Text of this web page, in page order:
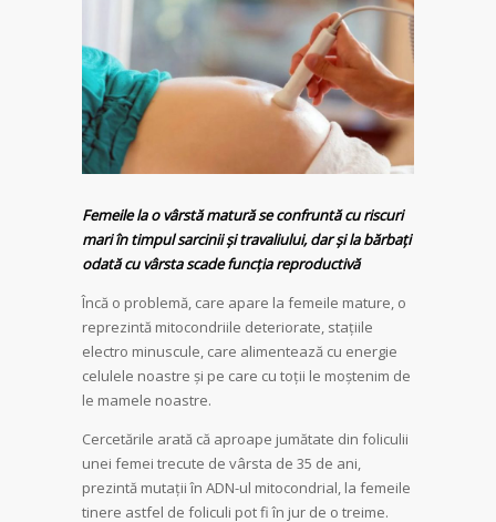
Femeile la o vârstă matură se confruntă cu riscuri
mari în timpul sarcinii și travaliului, dar și la bărbați
odată cu vârsta scade funcția reproductivă
Încă o problemă, care apare la femeile mature, o
reprezintă mitocondriile deteriorate, stațiile
electro minuscule, care alimentează cu energie
celulele noastre și pe care cu toții le moștenim de
le mamele noastre.
Cercetările arată că aproape jumătate din foliculii
unei femei trecute de vârsta de 35 de ani,
prezintă mutații în ADN-ul mitocondrial, la femeile
tinere astfel de foliculi pot fi în jur de o treime.